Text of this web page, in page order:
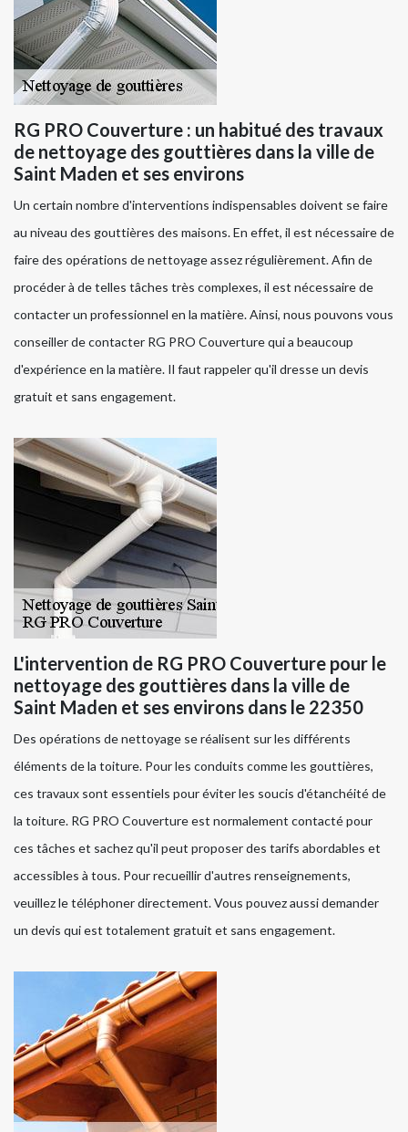
RG PRO Couverture : un habitué des travaux
de nettoyage des gouttières dans la ville de
Saint Maden et ses environs
Un certain nombre d'interventions indispensables doivent se faire
au niveau des gouttières des maisons. En effet, il est nécessaire de
faire des opérations de nettoyage assez régulièrement. Afin de
procéder à de telles tâches très complexes, il est nécessaire de
contacter un professionnel en la matière. Ainsi, nous pouvons vous
conseiller de contacter RG PRO Couverture qui a beaucoup
d'expérience en la matière. Il faut rappeler qu'il dresse un devis
gratuit et sans engagement.
L'intervention de RG PRO Couverture pour le
nettoyage des gouttières dans la ville de
Saint Maden et ses environs dans le 22350
Des opérations de nettoyage se réalisent sur les différents
éléments de la toiture. Pour les conduits comme les gouttières,
ces travaux sont essentiels pour éviter les soucis d'étanchéité de
la toiture. RG PRO Couverture est normalement contacté pour
ces tâches et sachez qu'il peut proposer des tarifs abordables et
accessibles à tous. Pour recueillir d'autres renseignements,
veuillez le téléphoner directement. Vous pouvez aussi demander
un devis qui est totalement gratuit et sans engagement.